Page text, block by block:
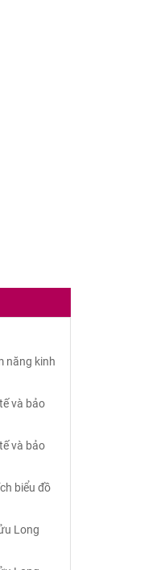
năng kinh
và bảo
và bảo
biểu đồ
Long